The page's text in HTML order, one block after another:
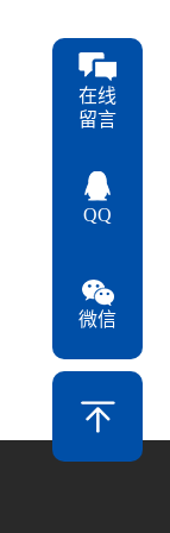
在线
留言
QQ
微信